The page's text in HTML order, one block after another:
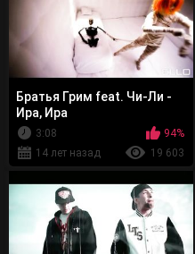
Братья Грим feat. Чи-Ли -
Ира, Ира
3:08
94%
14 лет назад
19 603